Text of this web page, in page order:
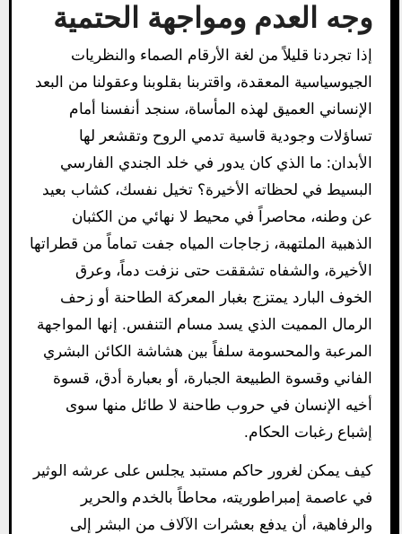
وجه العدم ومواجهة الحتمية
إذا تجردنا قليلاً من لغة الأرقام الصماء والنظريات
الجيوسياسية المعقدة، واقتربنا بقلوبنا وعقولنا من البعد
الإنساني العميق لهذه المأساة، سنجد أنفسنا أمام
تساؤلات وجودية قاسية تدمي الروح وتقشعر لها
الأبدان: ما الذي كان يدور في خلد الجندي الفارسي
البسيط في لحظاته الأخيرة؟ تخيل نفسك، كشاب بعيد
عن وطنه، محاصراً في محيط لا نهائي من الكثبان
الذهبية الملتهبة، زجاجات المياه جفت تماماً من قطراتها
الأخيرة، والشفاه تشققت حتى نزفت دماً، وعرق
الخوف البارد يمتزج بغبار المعركة الطاحنة أو زحف
الرمال المميت الذي يسد مسام التنفس. إنها المواجهة
المرعبة والمحسومة سلفاً بين هشاشة الكائن البشري
الفاني وقسوة الطبيعة الجبارة، أو بعبارة أدق، قسوة
أخيه الإنسان في حروب طاحنة لا طائل منها سوى
إشباع رغبات الحكام.
كيف يمكن لغرور حاكم مستبد يجلس على عرشه الوثير
في عاصمة إمبراطوريته، محاطاً بالخدم والحرير
والرفاهية، أن يدفع بعشرات الآلاف من البشر إلى